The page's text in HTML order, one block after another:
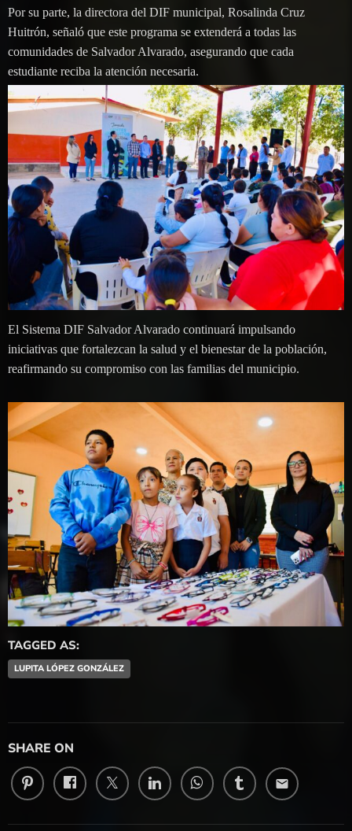
Por su parte, la directora del DIF municipal, Rosalinda Cruz
Huitrón, señaló que este programa se extenderá a todas las
comunidades de Salvador Alvarado, asegurando que cada
estudiante reciba la atención necesaria.
El Sistema DIF Salvador Alvarado continuará impulsando
iniciativas que fortalezcan la salud y el bienestar de la población,
reafirmando su compromiso con las familias del municipio.
TAGGED AS:
LUPITA LÓPEZ GONZÁLEZ
SHARE ON
email